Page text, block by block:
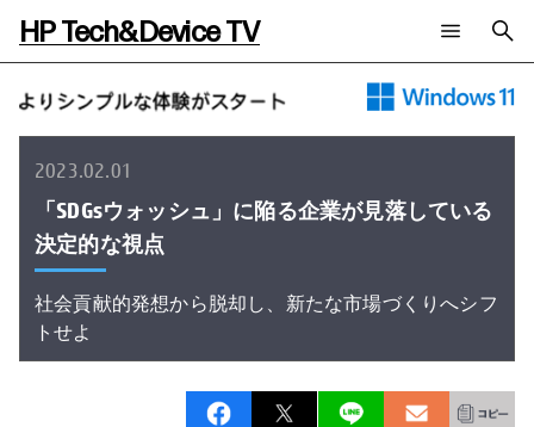
HP Tech&Device TV
新着コンテンツ
全てのコンテンツ
AIの進化と活用事例
製品トレンド & レビュー
サイバーセキュリティ
教育とテクノロジー
自治体・公共
ハイブリッドワーク
事例
AIワークステーション
WXP（DEXツール）
タグ一覧
ご相談
日本HP 公式Webサイト
検索
HP Tech&Device TV 内のコンテンツを検索します。
2023.02.01
「SDGsウォッシュ」に陥る企業が見落している
決定的な視点
社会貢献的発想から脱却し、新たな市場づくりへシフ
トせよ